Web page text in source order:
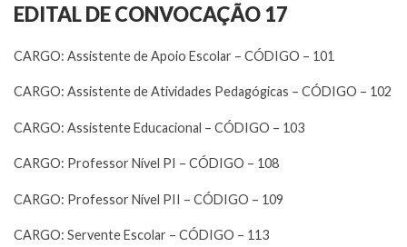
EDITAL DE CONVOCAÇÃO 17
CARGO: Assistente de Apoio Escolar – CÓDIGO – 101
CARGO: Assistente de Atividades Pedagógicas – CÓDIGO – 102
CARGO: Assistente Educacional – CÓDIGO – 103
CARGO: Professor Nível PI – CÓDIGO – 108
CARGO: Professor Nível PII – CÓDIGO – 109
CARGO: Servente Escolar – CÓDIGO – 113